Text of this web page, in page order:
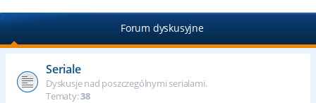
Forum dyskusyjne
Seriale
Dyskusje nad poszczególnymi serialami.
Tematy:38